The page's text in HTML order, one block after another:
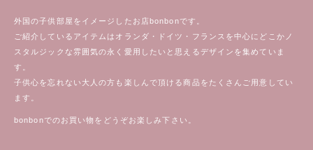
外国の子供部屋をイメージしたお店bonbonです。
ご紹介しているアイテムはオランダ・ドイツ・フランスを中心にどこかノ
スタルジックな雰囲気の永く愛用したいと思えるデザインを集めていま
す。
子供心を忘れない大人の方も楽しんで頂ける商品をたくさんご用意してい
ます。
bonbonでのお買い物をどうぞお楽しみ下さい。